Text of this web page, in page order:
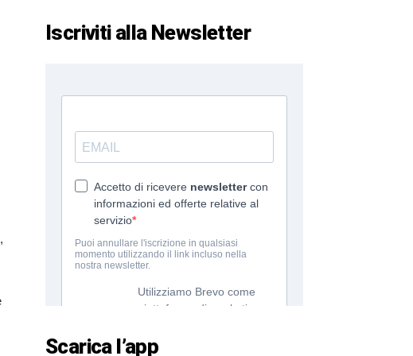
Iscriviti alla Newsletter
Scarica l’app